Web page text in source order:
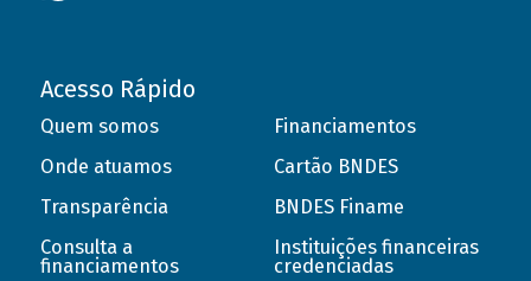
Acesso Rápido
Quem somos
Onde atuamos
Transparência
Consulta a
financiamentos
Financiamentos
Cartão BNDES
BNDES Finame
Instituições financeiras
credenciadas